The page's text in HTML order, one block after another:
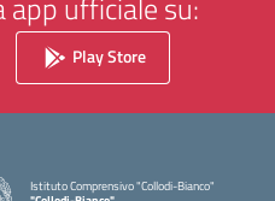
Play Store
Istituto Comprensivo "Collodi-Bianco"